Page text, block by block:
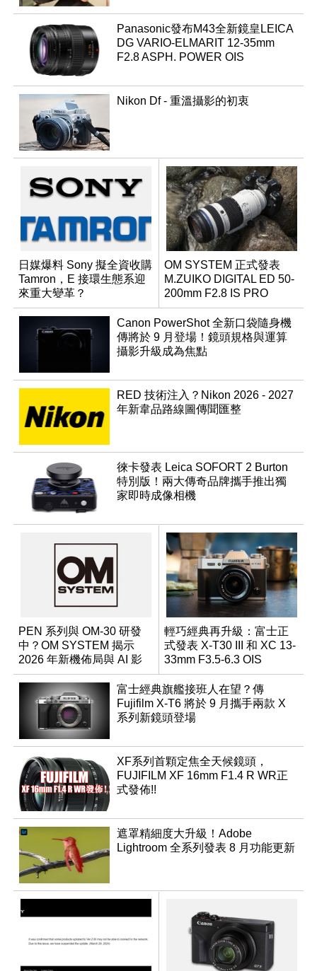
Panasonic發布M43全新鏡皇LEICA
DG VARIO-ELMARIT 12-35mm
F2.8 ASPH. POWER OIS
Nikon Df - 重溫攝影的初衷
日媒爆料 Sony 擬全資收購
Tamron，E 接環生態系迎
來重大變革？
OM SYSTEM 正式發表
M.ZUIKO DIGITAL ED 50-
200mm F2.8 IS PRO
Canon PowerShot 全新口袋隨身機
傳將於 9 月登場！鏡頭規格與運算
攝影升級成為焦點
RED 技術注入？Nikon 2026 - 2027
年新韋品路線圖傳聞匯整
徠卡發表 Leica SOFORT 2 Burton
特別版！兩大傳奇品牌攜手推出獨
家即時成像相機
PEN 系列與 OM-30 研發
中？OM SYSTEM 揭示
2026 年新機佈局與 AI 影
像藍圖
輕巧經典再升級：富士正
式發表 X-T30 III 和 XC 13-
33mm F3.5-6.3 OIS
富士經典旗艦接班人在望？傳
Fujifilm X-T6 將於 9 月攜手兩款 X
系列新鏡頭登場
XF系列首顆定焦全天候鏡頭，
FUJIFILM XF 16mm F1.4 R WR正
式發佈!!
遮罩精細度大升級！Adobe
Lightroom 全系列發表 8 月功能更新